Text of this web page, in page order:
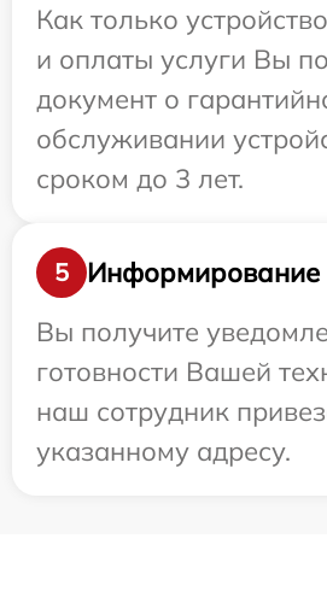
Как только
и оплаты услуги Вы
документ о
обслуживании
сроком до 3 лет.
5
Информирование
Вы получите
готовности Вашей
наш сотрудник
указанному адресу.